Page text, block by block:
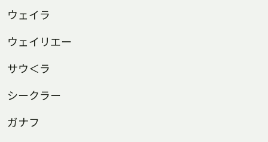
ウェイラ
ウェイリエー
サウ＜ラ
シークラー
ガナフ